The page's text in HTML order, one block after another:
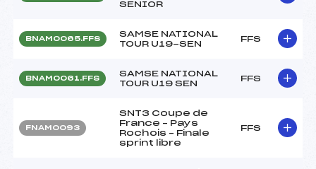
SENIOR
BNAM0065.FFS
SAMSE NATIONAL
TOUR U19-SEN
FFS
BNAM0061.FFS
SAMSE NATIONAL
TOUR U19 SEN
FFS
FNAM0093
SNT3 Coupe de
France – Pays
Rochois – Finale
sprint libre
FFS